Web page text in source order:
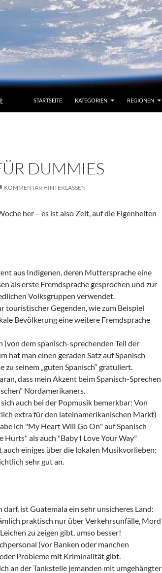
STARTSEITE KATEGORIEN REGIONEN
DUMMIES
KOMMENTAR HINTERLASSEN
her – es ist also Zeit, auf die Eigenheiten
aus Indigenen, deren Muttersprache eine
als erste Fremdsprache gesprochen und zur
Volksgruppen verwendet.
touristischer Gegenden, wie zum Beispiel
Bevölkerung eine weitere Fremdsprache
dem spanisch-sprechenden Teil der
hat man einen geraden Satz auf Spanisch
zu seinem guten Spanisch gratuliert.
dass mein Akzent beim Spanisch-Sprechen
Nordamerikaners.
auch bei der Popmusik bemerkbar: Von
extra für den lateinamerikanischen Markt)
ich "My Heart Will Go On" auf Spanisch
Hurts" als auch "Baby I Love Your Way"
einiges über die lokalen Musikvorlieben:
sehr gut an.
ist Guatemala ein sehr unsicheres Land:
praktisch nur über Verkehrsunfälle, Mord
zu zeigen gibt, umso besser!
(vor Banken oder manchen
Probleme mit Kriminalität gibt.
an der Tankstelle jemanden mit umgehängter